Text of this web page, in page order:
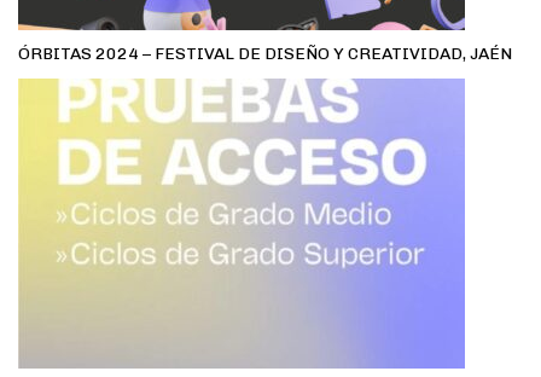
ÓRBITAS 2024 – FESTIVAL DE DISEÑO Y CREATIVIDAD, JAÉN